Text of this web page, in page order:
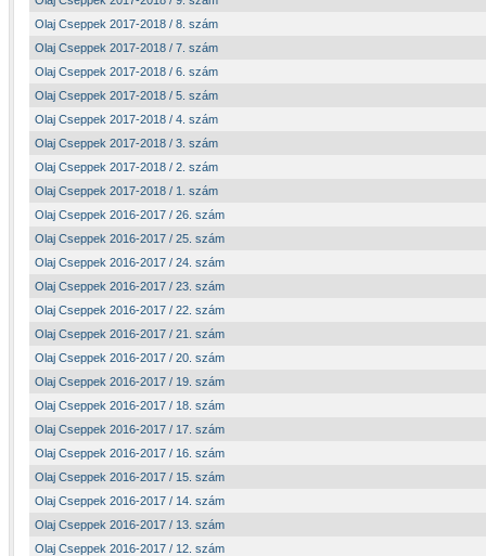
Olaj Cseppek 2017-2018 / 8. szám
Olaj Cseppek 2017-2018 / 7. szám
Olaj Cseppek 2017-2018 / 6. szám
Olaj Cseppek 2017-2018 / 5. szám
Olaj Cseppek 2017-2018 / 4. szám
Olaj Cseppek 2017-2018 / 3. szám
Olaj Cseppek 2017-2018 / 2. szám
Olaj Cseppek 2017-2018 / 1. szám
Olaj Cseppek 2016-2017 / 26. szám
Olaj Cseppek 2016-2017 / 25. szám
Olaj Cseppek 2016-2017 / 24. szám
Olaj Cseppek 2016-2017 / 23. szám
Olaj Cseppek 2016-2017 / 22. szám
Olaj Cseppek 2016-2017 / 21. szám
Olaj Cseppek 2016-2017 / 20. szám
Olaj Cseppek 2016-2017 / 19. szám
Olaj Cseppek 2016-2017 / 18. szám
Olaj Cseppek 2016-2017 / 17. szám
Olaj Cseppek 2016-2017 / 16. szám
Olaj Cseppek 2016-2017 / 15. szám
Olaj Cseppek 2016-2017 / 14. szám
Olaj Cseppek 2016-2017 / 13. szám
Olaj Cseppek 2016-2017 / 12. szám